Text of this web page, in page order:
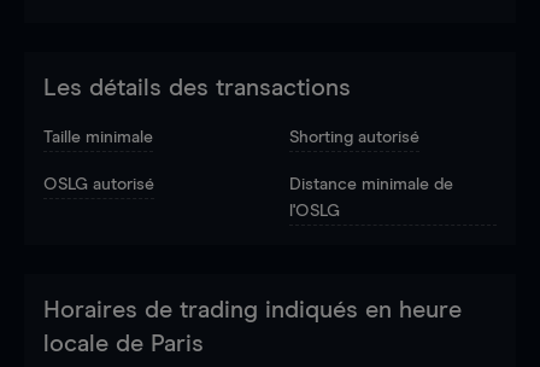
Les détails des transactions
Taille minimale Shorting autorisé
OSLG autorisé
Distance minimale de
l'OSLG
Horaires de trading indiqués en heure
locale de Paris